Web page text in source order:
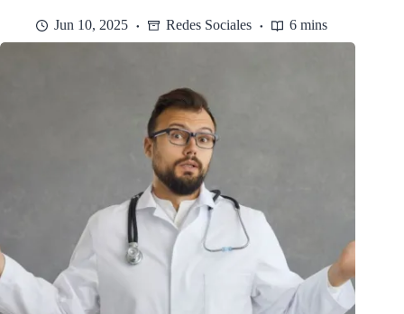
Jun 10, 2025 Redes Sociales 6 mins